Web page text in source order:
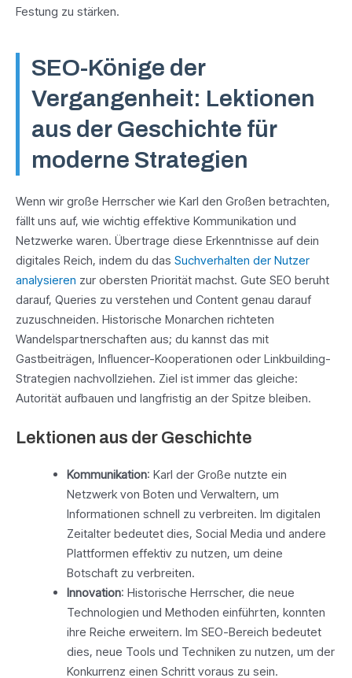
Festung zu stärken.
SEO-Könige der
Vergangenheit: Lektionen
aus der Geschichte für
moderne Strategien
Wenn wir große Herrscher wie Karl den Großen betrachten,
fällt uns auf, wie wichtig effektive Kommunikation und
Netzwerke waren. Übertrage diese Erkenntnisse auf dein
digitales Reich, indem du das Suchverhalten der Nutzer
analysieren zur obersten Priorität machst. Gute SEO beruht
darauf, Queries zu verstehen und Content genau darauf
zuzuschneiden. Historische Monarchen richteten
Wandelspartnerschaften aus; du kannst das mit
Gastbeiträgen, Influencer-Kooperationen oder Linkbuilding-
Strategien nachvollziehen. Ziel ist immer das gleiche:
Autorität aufbauen und langfristig an der Spitze bleiben.
Lektionen aus der Geschichte
Kommunikation: Karl der Große nutzte ein
Netzwerk von Boten und Verwaltern, um
Informationen schnell zu verbreiten. Im digitalen
Zeitalter bedeutet dies, Social Media und andere
Plattformen effektiv zu nutzen, um deine
Botschaft zu verbreiten.
Innovation: Historische Herrscher, die neue
Technologien und Methoden einführten, konnten
ihre Reiche erweitern. Im SEO-Bereich bedeutet
dies, neue Tools und Techniken zu nutzen, um der
Konkurrenz einen Schritt voraus zu sein.